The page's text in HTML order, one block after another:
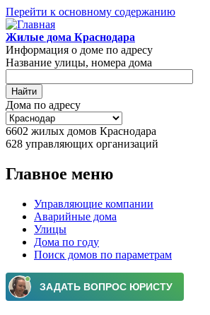
Перейти к основному содержанию
Жилые дома Краснодара
Информация о доме по адресу
Название улицы, номера дома
Дома по адресу
6602 жилых домов Краснодара
628 управляющих организаций
Главное меню
Управляющие компании
Аварийные дома
Улицы
Дома по году
Поиск домов по параметрам